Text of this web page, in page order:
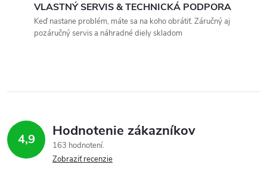
VLASTNÝ SERVIS & TECHNICKÁ PODPORA
Keď nastane problém, máte sa na koho obrátiť. Záručný aj
pozáručný servis a náhradné diely skladom
4,9 Hodnotenie zákazníkov
163 hodnotení
Zobraziť recenzie